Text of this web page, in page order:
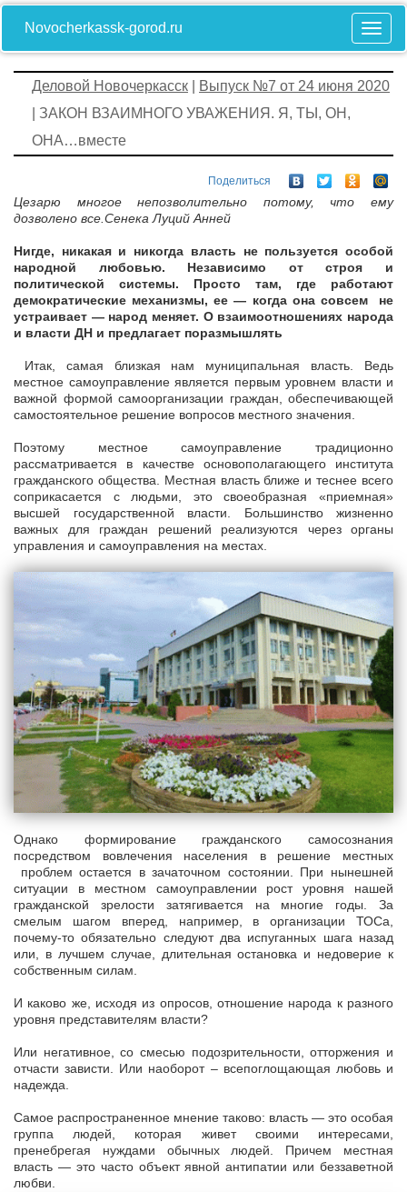
Novocherkassk-gorod.ru
Деловой Новочеркасск
Выпуск №7 от 24 июня 2020
| ЗАКОН ВЗАИМНОГО УВАЖЕНИЯ. Я, ТЫ, ОН,
ОНА…вместе
Поделиться
Цезарю многое непозволительно потому, что ему
дозволено все.Сенека Луций Анней
Нигде, никакая и никогда власть не пользуется особой
народной любовью. Независимо от строя и
политической системы. Просто там, где работают
демократические механизмы, ее — когда она совсем не
устраивает — народ меняет. О взаимоотношениях народа
и власти ДН и предлагает поразмышлять
Итак, самая близкая нам муниципальная власть. Ведь
местное самоуправление является первым уровнем власти и
важной формой самоорганизации граждан, обеспечивающей
самостоятельное решение вопросов местного значения.
Поэтому местное самоуправление традиционно
рассматривается в качестве основополагающего института
гражданского общества. Местная власть ближе и теснее всего
соприкасается с людьми, это своеобразная «приемная»
высшей государственной власти. Большинство жизненно
важных для граждан решений реализуются через органы
управления и самоуправления на местах.
Однако формирование гражданского самосознания
посредством вовлечения населения в решение местных
проблем остается в зачаточном состоянии. При нынешней
ситуации в местном самоуправлении рост уровня нашей
гражданской зрелости затягивается на многие годы. За
смелым шагом вперед, например, в организации ТОСа,
почему­-то обязательно следуют два испуганных шага назад
или, в лучшем случае, длительная остановка и недоверие к
собственным силам.
И каково же, исходя из опросов, отношение народа к разного
уровня представителям власти?
Или негативное, со смесью подозрительности, отторжения и
отчасти зависти. Или наоборот – всепоглощающая любовь и
надежда.
Самое распространенное мнение таково: власть — это особая
группа людей, которая живет своими интересами,
пренебрегая нуждами обычных людей. Причем местная
власть — это часто объект явной антипатии или беззаветной
любви.